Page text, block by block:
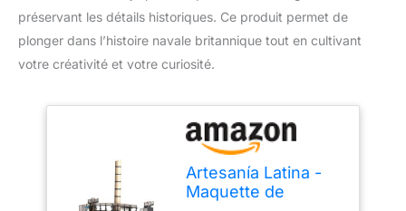
préservant les détails historiques. Ce produit permet de
plonger dans l’histoire navale britannique tout en cultivant
votre créativité et votre curiosité.
Artesanía Latina -
Maquette de